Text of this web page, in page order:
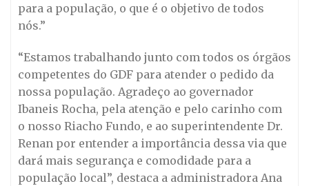
para a população, o que é o objetivo de todos
nós.”
“Estamos trabalhando junto com todos os órgãos
competentes do GDF para atender o pedido da
nossa população. Agradeço ao governador
Ibaneis Rocha, pela atenção e pelo carinho com
o nosso Riacho Fundo, e ao superintendente Dr.
Renan por entender a importância dessa via que
dará mais segurança e comodidade para a
população local”, destaca a administradora Ana